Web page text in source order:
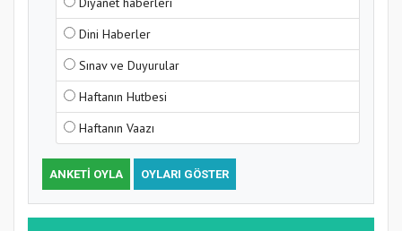
Kapanış Programı
Dini Haberler
Sınav ve Duyurular
Haftanın Hutbesi
Haftanın Vaazı
ANKETI OYLA OYLARI GÖSTER